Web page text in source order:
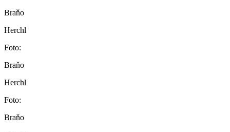
Braňo
Herchl
Foto:
Braňo
Herchl
Foto:
Braňo